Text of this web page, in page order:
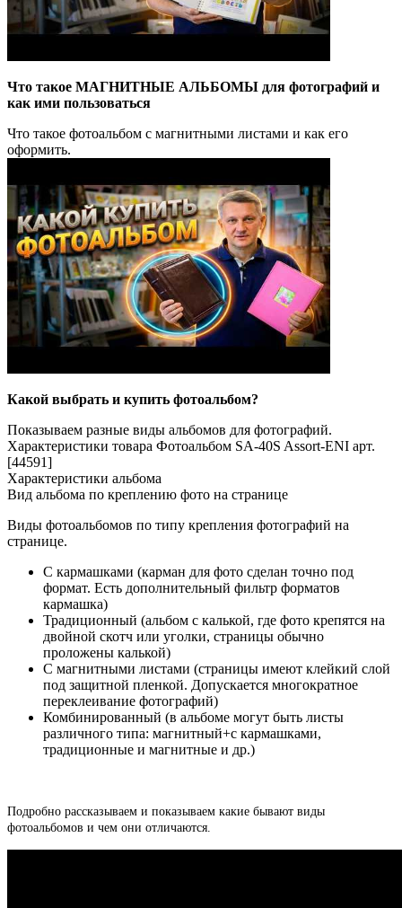
Что такое МАГНИТНЫЕ АЛЬБОМЫ для фотографий и
как ими пользоваться
Что такое фотоальбом с магнитными листами и как его
оформить.
Какой выбрать и купить фотоальбом?
Показываем разные виды альбомов для фотографий.
Характеристики товара Фотоальбом SA-40S Assort-ENI арт.
[44591]
Характеристики альбома
Вид альбома по креплению фото на странице
Виды фотоальбомов по типу крепления фотографий на
странице.
С кармашками (карман для фото сделан точно под
формат. Есть дополнительный фильтр форматов
кармашка)
Традиционный (альбом с калькой, где фото крепятся на
двойной скотч или уголки, страницы обычно
проложены калькой)
С магнитными листами (страницы имеют клейкий слой
под защитной пленкой. Допускается многократное
переклеивание фотографий)
Комбинированный (в альбоме могут быть листы
различного типа: магнитный+с кармашками,
традиционные и магнитные и др.)
Подробно рассказываем и показываем какие бывают виды
фотоальбомов и чем они отличаются.